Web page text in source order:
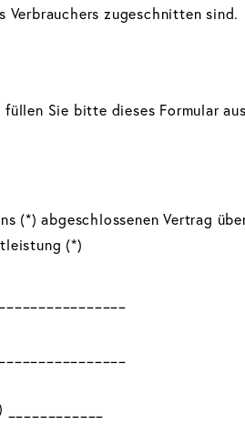
Verbrauchers zugeschnitten sind.
Sie bitte dieses Formular
(*) abgeschlossenen Vertrag
(*)